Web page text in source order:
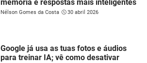
memória e respostas mais inteligentes
Nélson Gomes da Costa 30 abril 2026
Google já usa as tuas fotos e áudios
para treinar IA; vê como desativar